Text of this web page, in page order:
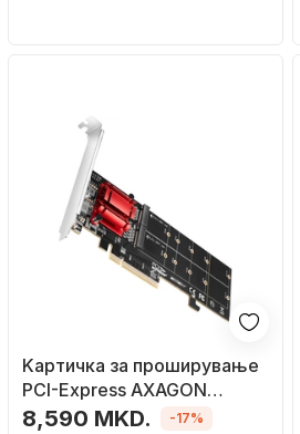
Kартичка за проширување
PCI-Express AXAGON
PCEM2-ND
8,590 MKD. -17%